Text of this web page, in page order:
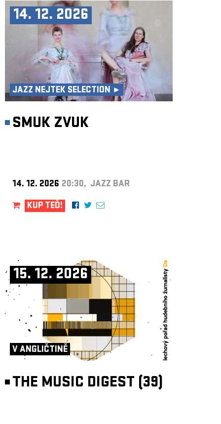
14. 12. 2026
JAZZ NEJTEK SELECTION ►
SMUK ZVUK
14. 12. 2026 20:30, JAZZ BAR
KUP TEĎ!
15. 12. 2026
V ANGLIČTINĚ
THE MUSIC DIGEST (39)